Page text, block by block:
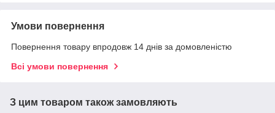
Умови повернення
Повернення товару впродовж 14 днів за домовленістю
Всі умови повернення
З цим товаром також замовляють